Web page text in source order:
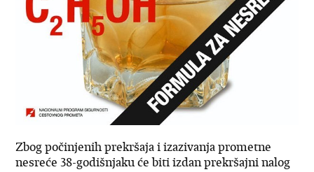
Zbog počinjenih prekršaja i izazivanja prometne
nesreće 38-godišnjaku će biti izdan prekršajni nalog